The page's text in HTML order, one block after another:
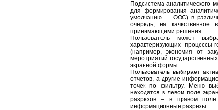
Подсистема аналитического
для формирования
умолчанию — ООС) в
очередь, на качественное
принимающими решения.
Пользователь может
характеризующих процессы
(например, экономия от
мероприятий
экранной формы.
Пользователь выбирает
отчетов, а другие
точек по фильтру. Меню
находятся в левом поле
разрезов – в правом
информационные разрезы: